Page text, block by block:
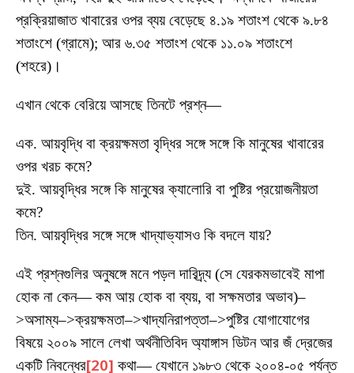
প্রক্রিয়াজাত খাবারের ওপর ব্যয় বেড়েছে ৪.১৯ শতাংশ থেকে ৯.৮৪
শতাংশে (গ্রামে); আর ৬.৩৫ শতাংশ থেকে ১১.০৯ শতাংশে
(শহরে)।
এখান থেকে বেরিয়ে আসছে তিনটে প্রশ্ন—
এক. আয়বৃদ্ধি বা ক্রয়ক্ষমতা বৃদ্ধির সঙ্গে সঙ্গে কি মানুষের খাবারের
ওপর খরচ কমে?
দুই. আয়বৃদ্ধির সঙ্গে কি মানুষের ক্যালোরি বা পুষ্টির প্রয়োজনীয়তা
কমে?
তিন. আয়বৃদ্ধির সঙ্গে সঙ্গে খাদ্যাভ্যাসও কি বদলে যায়?
এই প্রশ্নগুলির অনুষঙ্গে মনে পড়ল দারিদ্র্য (সে যেরকমভাবেই মাপা
হোক না কেন— কম আয় হোক বা ব্যয়, বা সক্ষমতার অভাব)–
>অসাম্য–>ক্রয়ক্ষমতা–>খাদ্যনিরাপত্তা–>পুষ্টির যোগাযোগের
বিষয়ে ২০০৯ সালে লেখা অর্থনীতিবিদ অ্যাঙ্গাস ডিটন আর জঁ দ্রেজের
একটি নিবন্ধের[20] কথা— যেখানে ১৯৮৩ থেকে ২০০৪-০৫ পর্যন্ত